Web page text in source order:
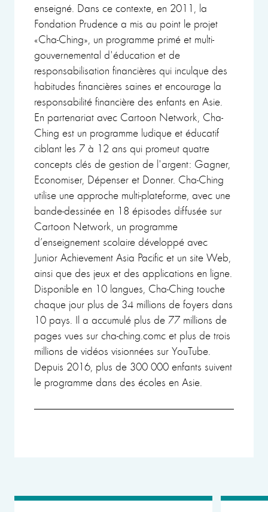
enseigné. Dans ce contexte, en 2011, la
Fondation Prudence a mis au point le projet
«Cha-Ching», un programme primé et multi-
gouvernemental d'éducation et de
responsabilisation financières qui inculque des
habitudes financières saines et encourage la
responsabilité financière des enfants en Asie.
En partenariat avec Cartoon Network, Cha-
Ching est un programme ludique et éducatif
ciblant les 7 à 12 ans qui promeut quatre
concepts clés de gestion de l'argent: Gagner,
Economiser, Dépenser et Donner. Cha-Ching
utilise une approche multi-plateforme, avec une
bande-dessinée en 18 épisodes diffusée sur
Cartoon Network, un programme
d’enseignement scolaire développé avec
Junior Achievement Asia Pacific et un site Web,
ainsi que des jeux et des applications en ligne.
Disponible en 10 langues, Cha-Ching touche
chaque jour plus de 34 millions de foyers dans
10 pays. Il a accumulé plus de 77 millions de
pages vues sur cha-ching.comc et plus de trois
millions de vidéos visionnées sur YouTube.
Depuis 2016, plus de 300 000 enfants suivent
le programme dans des écoles en Asie.